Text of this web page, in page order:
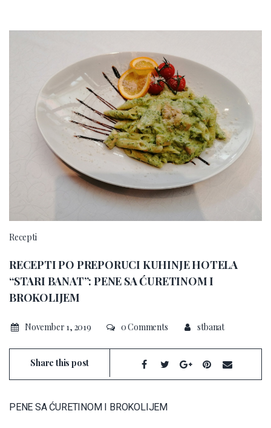
Recepti
RECEPTI PO PREPORUCI KUHINJE HOTELA
“STARI BANAT”: PENE SA ĆURETINOM I
BROKOLIJEM
November 1, 2019 0 Comments stbanat
Share this post
PENE SA ĆURETINOM I BROKOLIJEM